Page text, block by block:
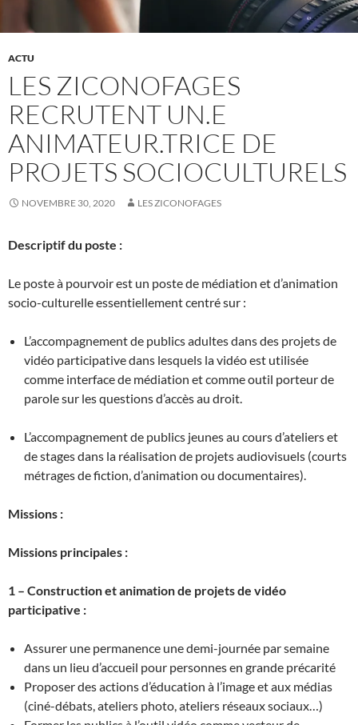
ACTU
LES ZICONOFAGES
RECRUTENT UN.E
ANIMATEUR.TRICE DE
PROJETS SOCIOCULTURELS
NOVEMBRE 30, 2020 LES ZICONOFAGES
Descriptif du poste :
Le poste à pourvoir est un poste de médiation et d’animation
socio-culturelle essentiellement centré sur :
L’accompagnement de publics adultes dans des projets de
vidéo participative dans lesquels la vidéo est utilisée
comme interface de médiation et comme outil porteur de
parole sur les questions d’accès au droit.
L’accompagnement de publics jeunes au cours d’ateliers et
de stages dans la réalisation de projets audiovisuels (courts
métrages de fiction, d’animation ou documentaires).
Missions :
Missions principales :
1 – Construction et animation de projets de vidéo
participative :
Assurer une permanence une demi-journée par semaine
dans un lieu d’accueil pour personnes en grande précarité
Proposer des actions d’éducation à l’image et aux médias
(ciné-débats, ateliers photo, ateliers réseaux sociaux…)